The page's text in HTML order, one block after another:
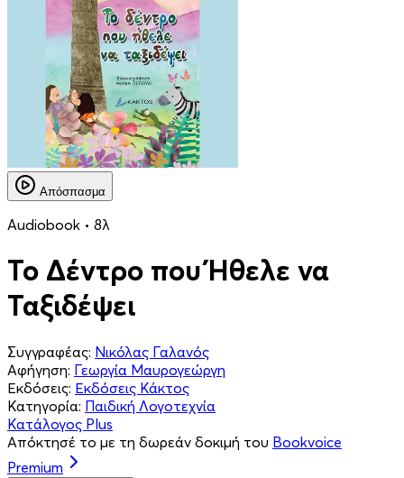
Απόσπασμα
Audiobook • 8λ
Το Δέντρο που Ήθελε να
Ταξιδέψει
Συγγραφέας: Νικόλας Γαλανός
Αφήγηση: Γεωργία Μαυρογεώργη
Εκδόσεις: Εκδόσεις Κάκτος
Κατηγορία: Παιδική Λογοτεχνία
Κατάλογος Plus
Απόκτησέ το με τη δωρεάν δοκιμή του Bookvoice
Premium